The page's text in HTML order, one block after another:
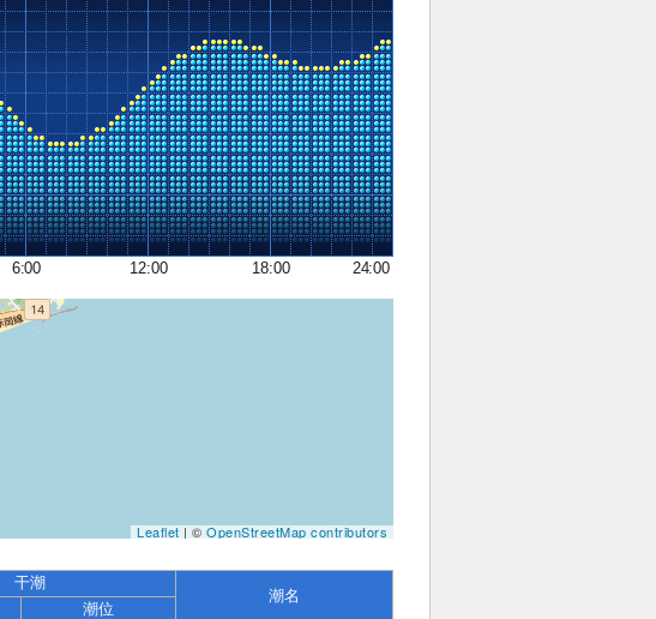
6:00 12:00 18:00 24:00
Leaflet| ©OpenStreetMap contributors
干潮
潮名
潮位